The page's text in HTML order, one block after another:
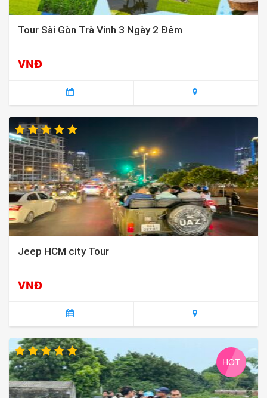
Tour Sài Gòn Trà Vinh 3 Ngày 2 Đêm
VNĐ
Jeep HCM city Tour
VNĐ
HOT